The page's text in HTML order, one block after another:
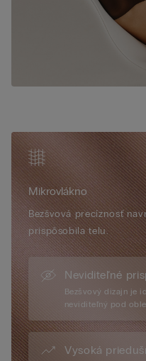
Mikrovlákno
Bezšvová precíznosť
prispôsobila telu.
Neviditeľné
Bezšvový dizajn je
neviditeľný pod
Vysoká